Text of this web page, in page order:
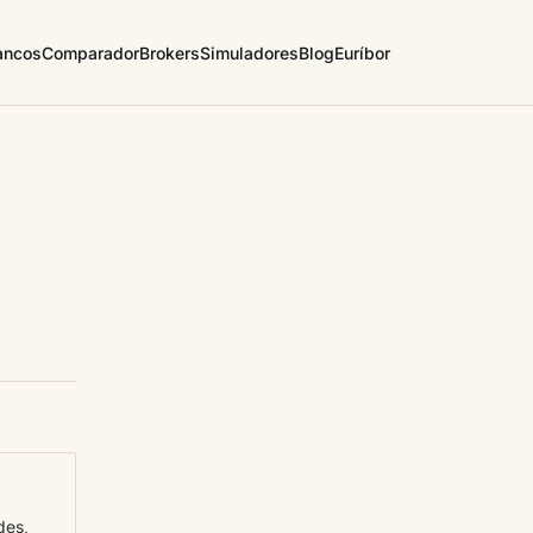
ComparadorBrokersSimuladoresBlogEuríbor